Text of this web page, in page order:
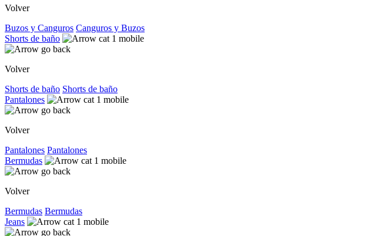
Volver
Buzos y Canguros Canguros y Buzos
Shorts de baño
Volver
Shorts de baño Shorts de baño
Pantalones
Volver
Pantalones Pantalones
Bermudas
Volver
Bermudas Bermudas
Jeans